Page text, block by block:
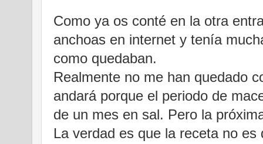
Como ya os conté en la otra
anchoas en internet y tenía
como quedaban.
Realmente no me han quedado
andará porque el periodo de
de un mes en sal. Pero la
La verdad es que la receta no